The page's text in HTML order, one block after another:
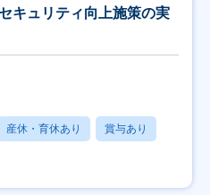
キュリティ向上施策の実
産休・育休あり 賞与あり